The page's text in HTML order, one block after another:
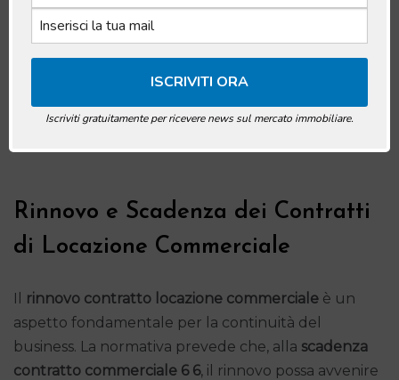
Rinnovo e Scadenza dei Contratti
di Locazione Commerciale
Il rinnovo contratto locazione commerciale è un
aspetto fondamentale per la continuità del
business. La normativa prevede che, alla scadenza
contratto commerciale 6 6, il rinnovo possa avvenire
Iscriviti gratuitamente per ricevere news sul mercato immobiliare.